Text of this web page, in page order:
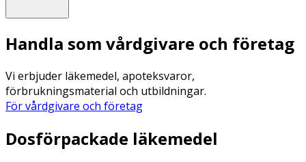
Handla som vårdgivare och företag
Vi erbjuder läkemedel, apoteksvaror,
förbrukningsmaterial och utbildningar.
För vårdgivare och företag
Dosförpackade läkemedel